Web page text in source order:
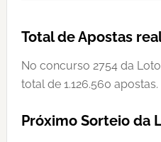
Total de Apostas
No concurso 2754 da
total de 1.126.560 apostas.
Próximo Sorteio da